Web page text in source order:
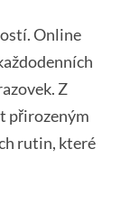
Online
Z
přirozeným
rutin, které